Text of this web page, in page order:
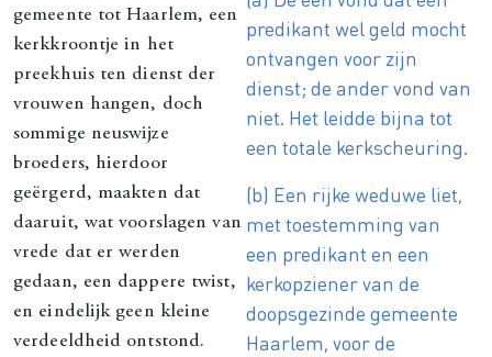
gemeente tot Haarlem, een
kerkkroontje in het
preekhuis ten dienst der
vrouwen hangen, doch
sommige neuswijze
broeders, hierdoor
geërgerd, maakten dat
daaruit, wat voorslagen van
vrede dat er werden
gedaan, een dappere twist,
en eindelijk geen kleine
verdeeldheid ontstond.
predikant wel geld mocht
ontvangen voor zijn
dienst; de ander vond van
niet. Het leidde bijna tot
een totale kerkscheuring.
(b) Een rijke weduwe liet,
met toestemming van
een predikant en een
kerkopziener van de
doopsgezinde gemeente
Haarlem, voor de